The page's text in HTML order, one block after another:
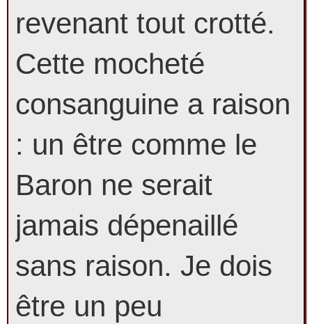
revenant tout crotté.
Cette mocheté
consanguine a raison
: un être comme le
Baron ne serait
jamais dépenaillé
sans raison. Je dois
être un peu